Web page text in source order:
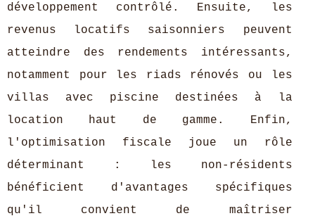
développement contrôlé. Ensuite, les
revenus locatifs saisonniers peuvent
atteindre des rendements intéressants,
notamment pour les riads rénovés ou les
villas avec piscine destinées à la
location haut de gamme. Enfin,
l'optimisation fiscale joue un rôle
déterminant : les non-résidents
bénéficient d'avantages spécifiques
qu'il convient de maîtriser